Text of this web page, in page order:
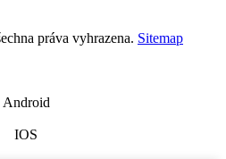
práva vyhrazena. Sitemap
Android
IOS